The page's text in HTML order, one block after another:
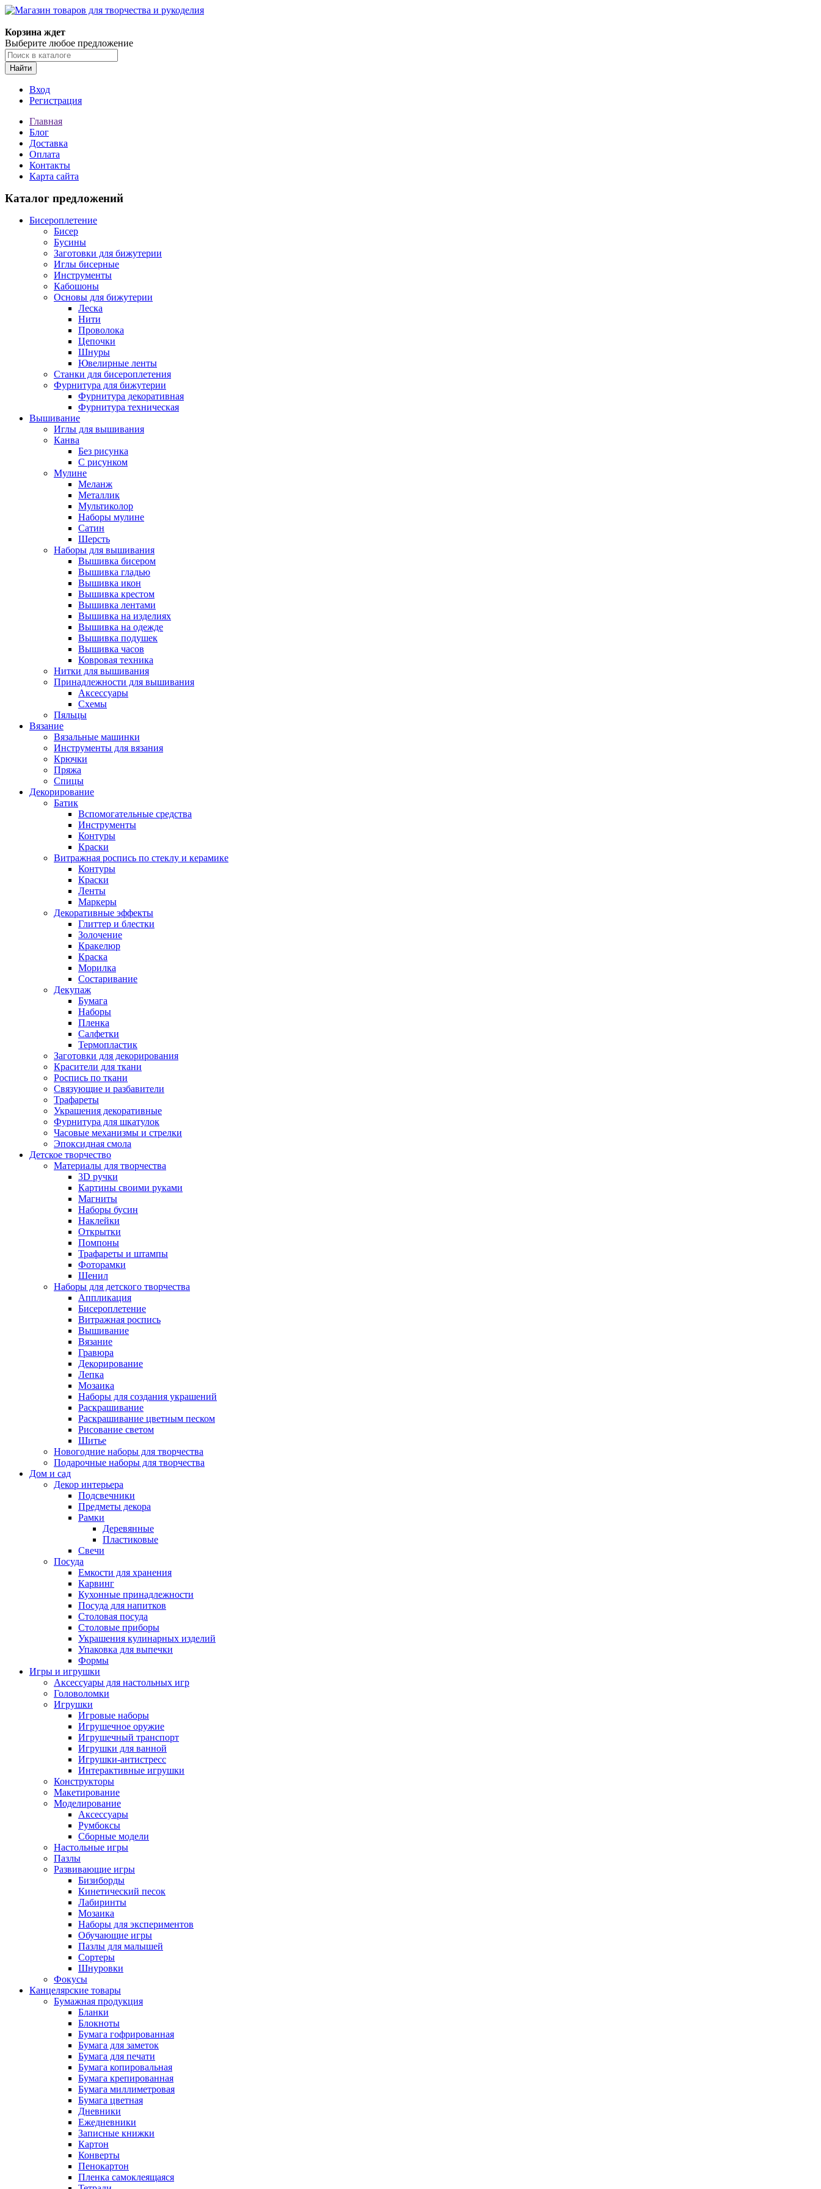
Корзина ждет
Выберите любое предложение
Найти
Вход
Регистрация
Главная
Блог
Доставка
Оплата
Контакты
Карта сайта
Каталог предложений
Бисероплетение
Бисер
Бусины
Заготовки для бижутерии
Иглы бисерные
Инструменты
Кабошоны
Основы для бижутерии
Леска
Нити
Проволока
Цепочки
Шнуры
Ювелирные ленты
Станки для бисероплетения
Фурнитура для бижутерии
Фурнитура декоративная
Фурнитура техническая
Вышивание
Иглы для вышивания
Канва
Без рисунка
С рисунком
Мулине
Меланж
Металлик
Мультиколор
Наборы мулине
Сатин
Шерсть
Наборы для вышивания
Вышивка бисером
Вышивка гладью
Вышивка икон
Вышивка крестом
Вышивка лентами
Вышивка на изделиях
Вышивка на одежде
Вышивка подушек
Вышивка часов
Ковровая техника
Нитки для вышивания
Принадлежности для вышивания
Аксессуары
Схемы
Пяльцы
Вязание
Вязальные машинки
Инструменты для вязания
Крючки
Пряжа
Спицы
Декорирование
Батик
Вспомогательные средства
Инструменты
Контуры
Краски
Витражная роспись по стеклу и керамике
Контуры
Краски
Ленты
Маркеры
Декоративные эффекты
Глиттер и блестки
Золочение
Кракелюр
Краска
Морилка
Состаривание
Декупаж
Бумага
Наборы
Пленка
Салфетки
Термопластик
Заготовки для декорирования
Красители для ткани
Роспись по ткани
Связующие и разбавители
Трафареты
Украшения декоративные
Фурнитура для шкатулок
Часовые механизмы и стрелки
Эпоксидная смола
Детское творчество
Материалы для творчества
3D ручки
Картины своими руками
Магниты
Наборы бусин
Наклейки
Открытки
Помпоны
Трафареты и штампы
Фоторамки
Шенил
Наборы для детского творчества
Аппликация
Бисероплетение
Витражная роспись
Вышивание
Вязание
Гравюра
Декорирование
Лепка
Мозаика
Наборы для создания украшений
Раскрашивание
Раскрашивание цветным песком
Рисование светом
Шитье
Новогодние наборы для творчества
Подарочные наборы для творчества
Дом и сад
Декор интерьера
Подсвечники
Предметы декора
Рамки
Деревянные
Пластиковые
Свечи
Посуда
Емкости для хранения
Карвинг
Кухонные принадлежности
Посуда для напитков
Столовая посуда
Столовые приборы
Украшения кулинарных изделий
Упаковка для выпечки
Формы
Игры и игрушки
Аксессуары для настольных игр
Головоломки
Игрушки
Игровые наборы
Игрушечное оружие
Игрушечный транспорт
Игрушки для ванной
Игрушки-антистресс
Интерактивные игрушки
Конструкторы
Макетирование
Моделирование
Аксессуары
Румбоксы
Сборные модели
Настольные игры
Пазлы
Развивающие игры
Бизиборды
Кинетический песок
Лабиринты
Мозаика
Наборы для экспериментов
Обучающие игры
Пазлы для малышей
Сортеры
Шнуровки
Фокусы
Канцелярские товары
Бумажная продукция
Бланки
Блокноты
Бумага гофрированная
Бумага для заметок
Бумага для печати
Бумага копировальная
Бумага крепированная
Бумага миллиметровая
Бумага цветная
Дневники
Ежедневники
Записные книжки
Картон
Конверты
Пенокартон
Пленка самоклеящаяся